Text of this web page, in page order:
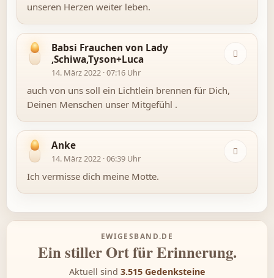
unseren Herzen weiter leben.
Babsi Frauchen von Lady
,Schiwa,Tyson+Luca
14. März 2022 · 07:16 Uhr
auch von uns soll ein Lichtlein brennen für Dich,
Deinen Menschen unser Mitgefühl .
Anke
14. März 2022 · 06:39 Uhr
Ich vermisse dich meine Motte.
EWIGESBAND.DE
Ein stiller Ort für Erinnerung.
Aktuell sind 3.515 Gedenk­steine